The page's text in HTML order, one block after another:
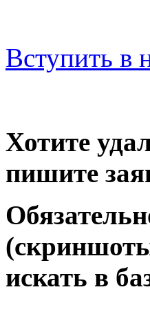
Вступить в
Хотите
пишите
искать в